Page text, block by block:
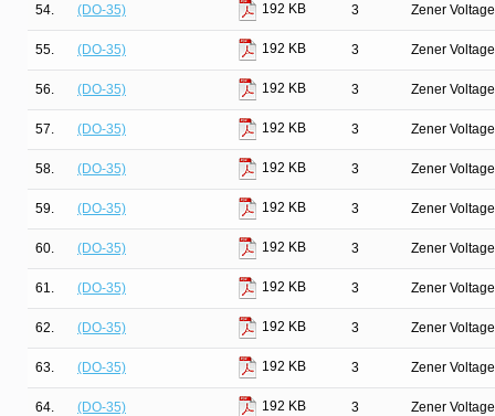
54. (DO-35) 192 KB 3 Zener
55. (DO-35) 192 KB 3 Zener
56. (DO-35) 192 KB 3 Zener
57. (DO-35) 192 KB 3 Zener
58. (DO-35) 192 KB 3 Zener
59. (DO-35) 192 KB 3 Zener
60. (DO-35) 192 KB 3 Zener
61. (DO-35) 192 KB 3 Zener
62. (DO-35) 192 KB 3 Zener
63. (DO-35) 192 KB 3 Zener
64. (DO-35) 192 KB 3 Zener